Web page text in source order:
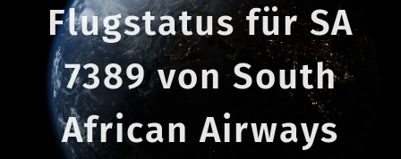
Flugstatus für SA
7389 von South
African Airways